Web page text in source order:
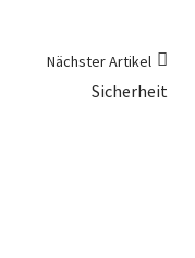
Nächster Artikel
Sicherheit